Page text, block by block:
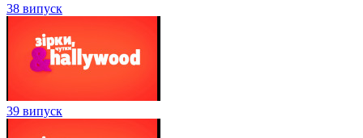
38 випуск
39 випуск